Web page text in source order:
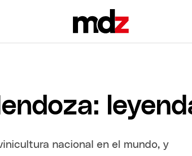
nacional en el mundo, y